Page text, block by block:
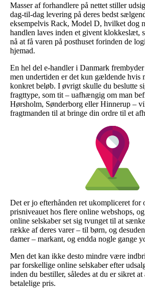
Masser af forhandlere på nettet stiller
dag-til-dag levering på deres bedst
eksempelvis Rack, Model D, hvilket dog
handlen laves inden et givent klokkeslæt,
nå at få varen på posthuset forinden de
hjemad.
En hel del e-handler i Danmark
men undertiden er det kun gældende hvis
konkret beløb. I øvrigt skulle du beslutte
fragttype, som tit – uafhængig om man
Hørsholm, Sønderborg eller Hinnerup –
fragtmanden til at bringe din ordre til et
Det er jo efterhånden ret ukompliceret for
prisniveauet hos flere online webshops,
online selskaber set sig tvunget til at
række af deres varer – til børn, og
damer – markant, og endda nogle gange
Men det kan ikke desto mindre være
par forskellige online selskaber efter
inden du bestiller, således at du er sikret at
betalelige pris.